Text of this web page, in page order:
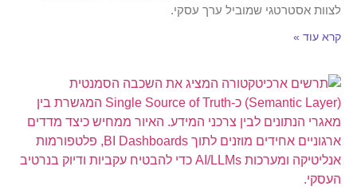
לצוות אסטרטגי שמוביל ערך עסקי.
קרא עוד »